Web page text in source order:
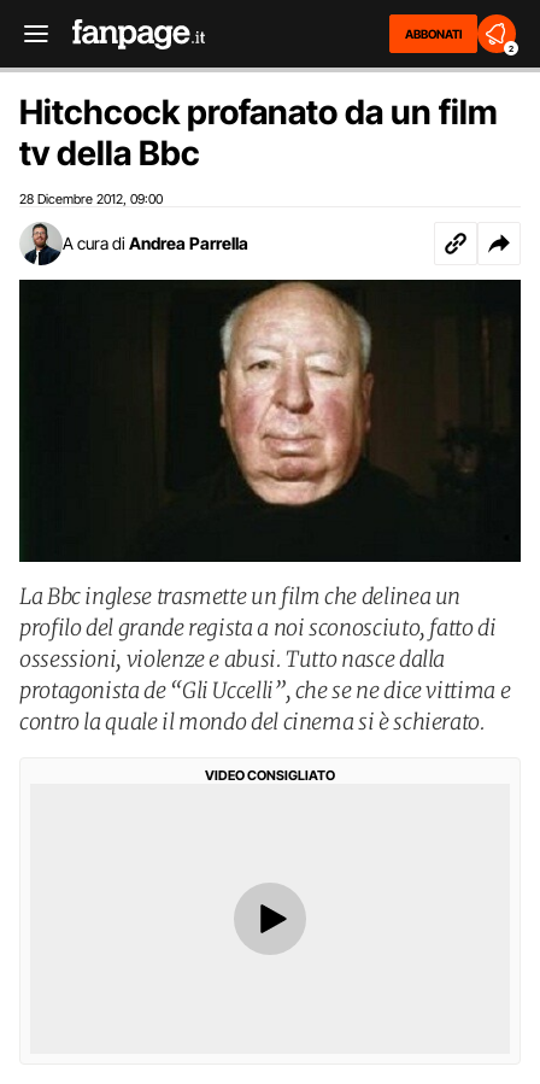
ABBONATI
2
Hitchcock profanato da un film
tv della Bbc
28 Dicembre 2012 09:00
A cura di Andrea Parrella
La Bbc inglese trasmette un film che delinea un
profilo del grande regista a noi sconosciuto, fatto di
ossessioni, violenze e abusi. Tutto nasce dalla
protagonista de “Gli Uccelli”, che se ne dice vittima e
contro la quale il mondo del cinema si è schierato.
VIDEO CONSIGLIATO